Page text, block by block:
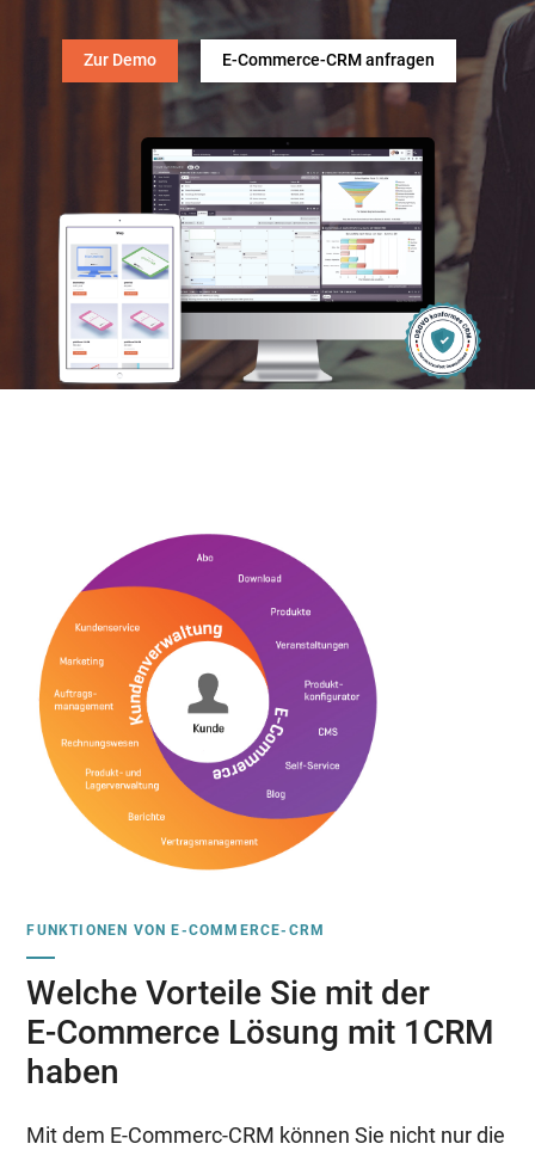
Zur Demo E-Commerce-CRM anfragen
FUNKTIONEN VON E-COMMERCE-CRM
Welche Vorteile Sie mit der
E-Commerce Lösung mit 1CRM
haben
Mit dem E-Commerc-CRM können Sie nicht nur die